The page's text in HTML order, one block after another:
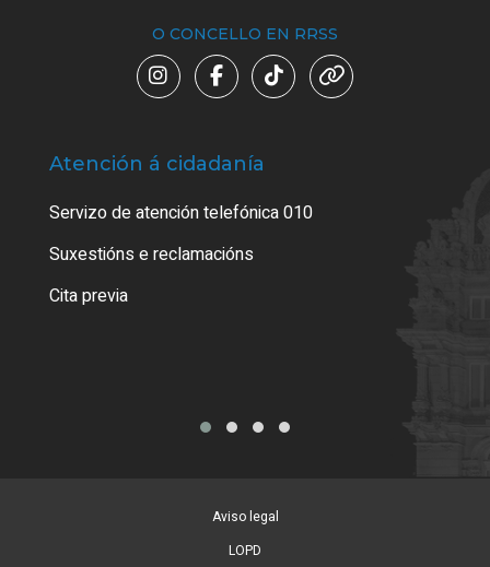
O CONCELLO EN RRSS
Atención á cidadanía
Servizo de atención telefónica 010
Suxestións e reclamacións
Cita previa
Aviso legal
LOPD